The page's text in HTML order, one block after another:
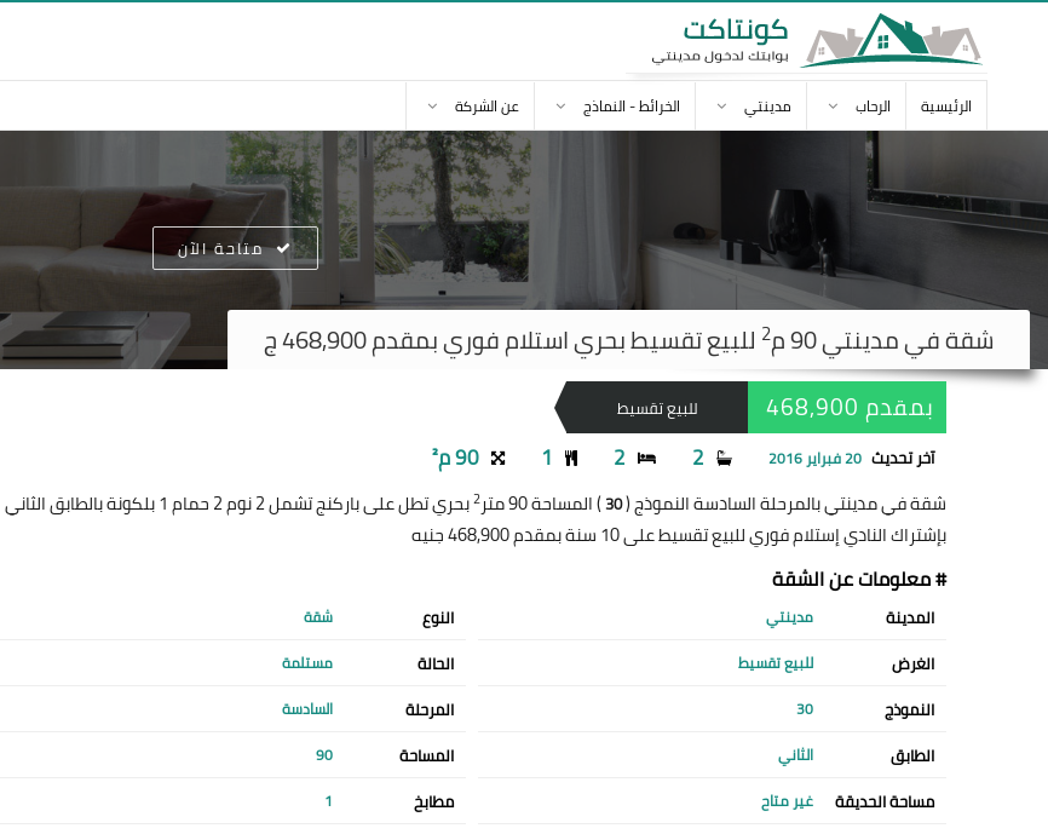
الرئيسية الرحاب مدينتي الخرائط - النماذج عن الشركة
شقة فيمدينتي 2 للبيع تقسيط بحري استلام فوري بمقدم 468,900 ج
متاحة الآن
للبيع تقسيط بمقدم 468,900
آخر تحديث 20 فبراير 2016 2
2
1 90 م²
شقة في مدينتي بالمرحلة السادسة النموذج (30) المساحة 90 متر 2
بحري تطل على باركنج تشمل 2 نوم 2 حمام 1 بلكونة بالطابق الثاني
بإشتراك النادي إستلام فوري للبيع تقسيط على 10 سنة بمقدم 468,900 جنيه
# معلومات عن الشقة
المدينة مدينتي النوع شقة
الغرض للبيع تقسيط الحالة مستلمة
النموذج 30 المرحلة السادسة
الطابق الثاني المساحة 90
مساحة الحديقة غير متاح مطابخ 1